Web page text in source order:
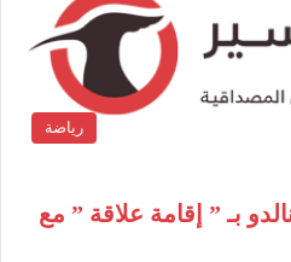
رياضة
بـ ” إقامة علاقة ” مع